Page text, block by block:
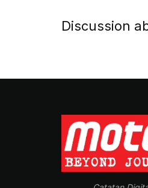
Discussion